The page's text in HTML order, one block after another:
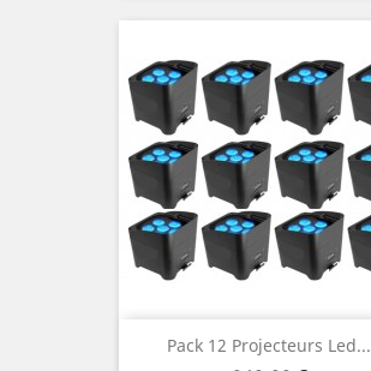
Pack 12 Projecteurs Led...